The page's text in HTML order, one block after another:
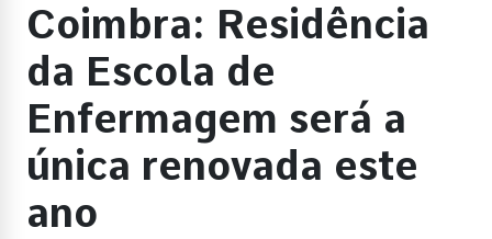
Coimbra: Residência
da Escola de
Enfermagem será a
única renovada este
ano